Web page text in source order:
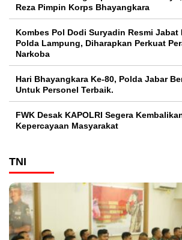
Reza Pimpin Korps Bhayangkara
Kombes Pol Dodi Suryadin Resmi Jabat
Polda Lampung, Diharapkan Perkuat
Narkoba
Hari Bhayangkara Ke-80, Polda Jabar
Untuk Personel Terbaik.
FWK Desak KAPOLRI Segera
Kepercayaan Masyarakat
TNI